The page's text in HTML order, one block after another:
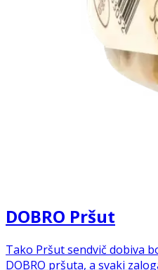
DOBRO Pršut
Tako Pršut sendvič dobiva
DOBRO pršuta, a svaki